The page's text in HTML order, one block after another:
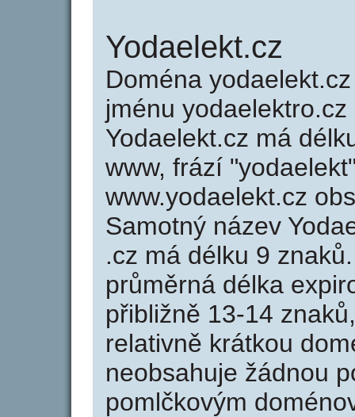
Yodaelekt.cz
Doména
jménu
Yodaelekt.cz má
www, frází
www.yodaelekt.cz
Samotný název
.cz má délku 9
průměrná délka
přibližně 13-14
relativně krátkou
neobsahuje žádnou
pomlčkovým